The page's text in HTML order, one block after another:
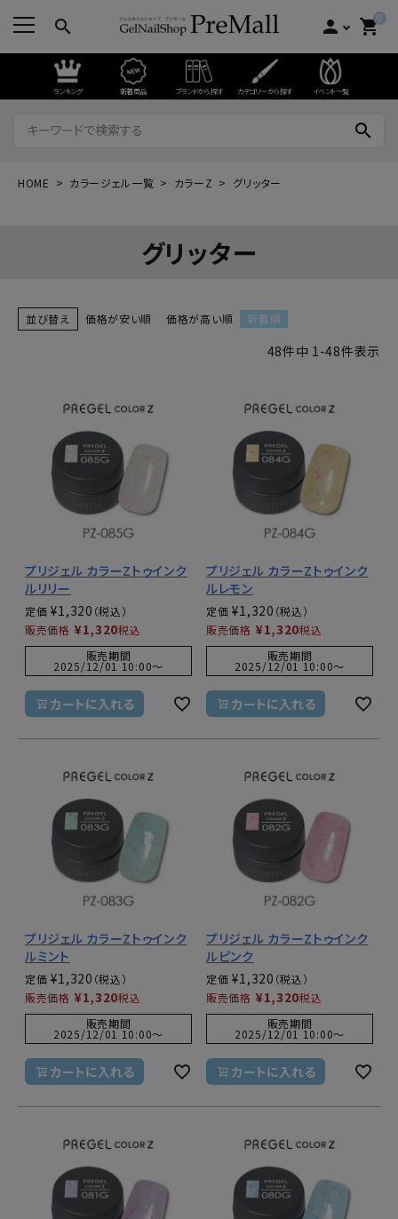
search person 0
shopping_cart
ランキング 新着商品 ブランドから探す カテゴリーから探す イベント一覧
search
HOME カラージェル一覧 カラーZ グリッター
グリッター
並び替え 価格が安い順 価格が高い順 新着順
48件中 1-48件表示
プリジェル カラーZトゥインク
ルリリー
定価 ¥1,320
販売価格 ¥1,320税込
販売期間
2025/12/01 10:00〜
カートに入れる
プリジェル カラーZトゥインク
ルレモン
定価 ¥1,320
販売価格 ¥1,320税込
販売期間
2025/12/01 10:00〜
カートに入れる
プリジェル カラーZトゥインク
ルミント
定価 ¥1,320
販売価格 ¥1,320税込
販売期間
2025/12/01 10:00〜
カートに入れる
プリジェル カラーZトゥインク
ルピンク
定価 ¥1,320
販売価格 ¥1,320税込
販売期間
2025/12/01 10:00〜
カートに入れる